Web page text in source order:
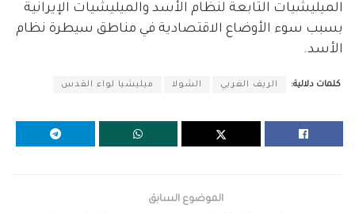
الميليشيات التابعة لنظام الأسد والميليشيات الإيرانية
بسبب سوء الأوضاع الاقتصادية في مناطق سيطرة نظام
الأسد.
كلمات دلالية: الريف الغربي الشولا ميليشيا لواء القدس
الموضوع السابق